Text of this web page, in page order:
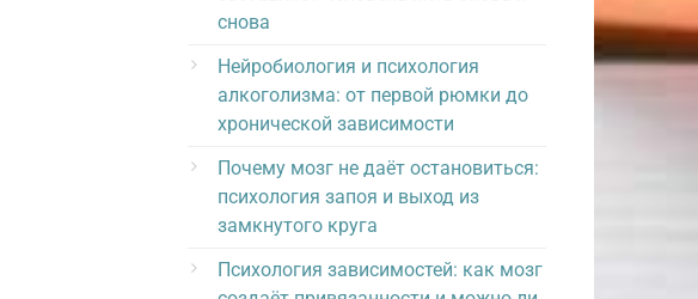
снова
Нейробиология и психология
алкоголизма: от первой рюмки до
хронической зависимости
Почему мозг не даёт остановиться:
психология запоя и выход из
замкнутого круга
Психология зависимостей: как мозг